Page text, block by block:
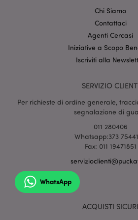
Chi Siamo
Contattaci
Agenti Cercasi
Iniziative a Scopo
Iscriviti alla
SERVIZIO
Per richieste di ordine generale,
segnalazione di
011 280406
Whatsapp:373
Fax: 011 19471851
WhatsApp
ACQUISTI SICURI
recently_viewed_product
mage-cache-sessid